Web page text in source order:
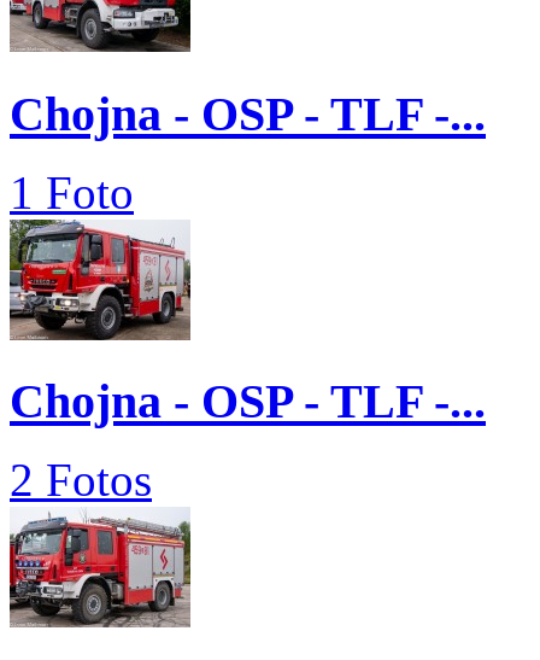
Chojna - OSP - TLF -...
1 Foto
Chojna - OSP - TLF -...
2 Fotos